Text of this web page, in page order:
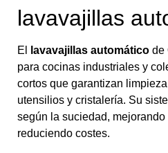
lavavajillas
El lavavajillas automático de
para cocinas industriales y
cortos que garantizan
utensilios y cristalería. Su
según la suciedad,
reduciendo costes.